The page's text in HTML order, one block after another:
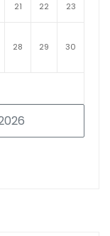
21 22 23
28 29 30